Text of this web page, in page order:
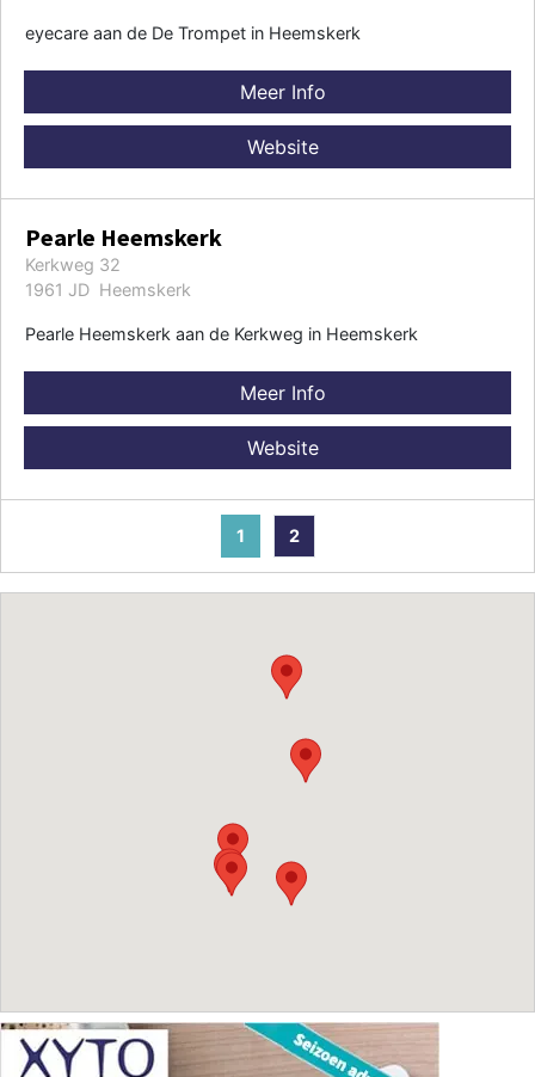
eyecare aan de De Trompet in Heemskerk
Meer Info
Website
Pearle Heemskerk
Kerkweg 32
1961 JD Heemskerk
Pearle Heemskerk aan de Kerkweg in Heemskerk
Meer Info
Website
1 2